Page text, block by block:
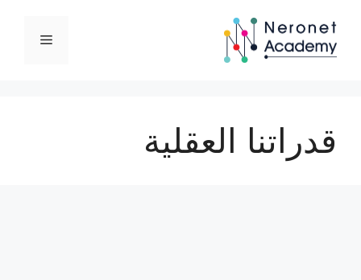
المحتوى
القائمة
قدراتنا العقلية